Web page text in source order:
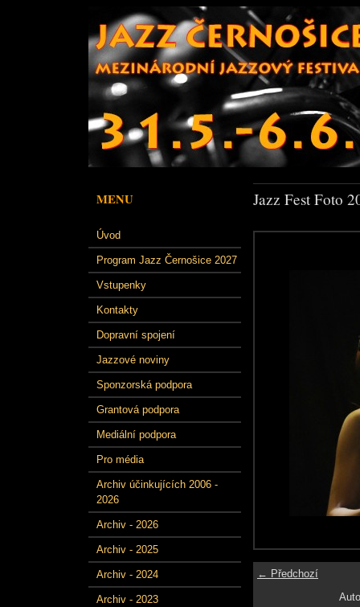
MENU
Úvod
Program Jazz Černošice 2027
Vstupenky
Kontakty
Dopravní spojení
Jazzové noviny
Sponzorská podpora
Grantová podpora
Mediální podpora
Pro média
Archiv účinkujících 2006 -
2026
Archiv - 2026
Archiv - 2025
Archiv - 2024
Archiv - 2023
Jazz Fest Foto
← Předchozí